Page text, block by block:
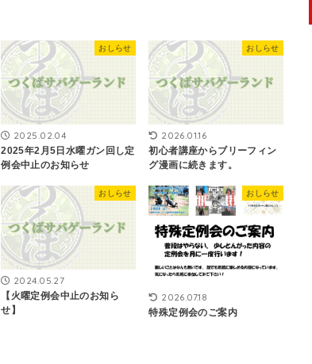
おしらせ
2025.02.04
2025年2月5日水曜ガン回し定
例会中止のお知らせ
おしらせ
2026.01.16
初心者講座からブリーフィン
グ漫画に続きます。
おしらせ
2024.05.27
【火曜定例会中止のお知ら
せ】
おしらせ
2026.07.18
特殊定例会のご案内